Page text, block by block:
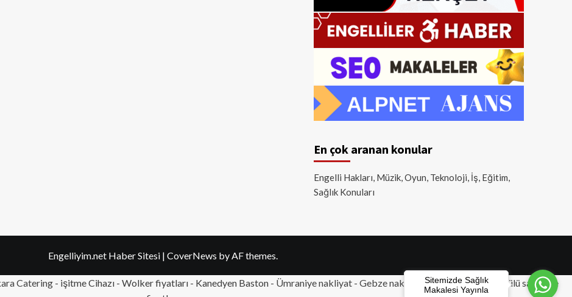
En çok aranan konular
Engelli Hakları, Müzik, Oyun, Teknoloji, İş, Eğitim,
Sağlık Konuları
Engelliyim.net Haber Sitesi | CoverNews by AF themes.
Catering - işitme Cihazı - Wolker fiyatları - Kanedyen Baston - Ümraniye nakliyat - Gebze nakliyat -Tuzla nakliyat - Akülü sandalye
Sitemizde Sağlık
Makalesi Yayınla